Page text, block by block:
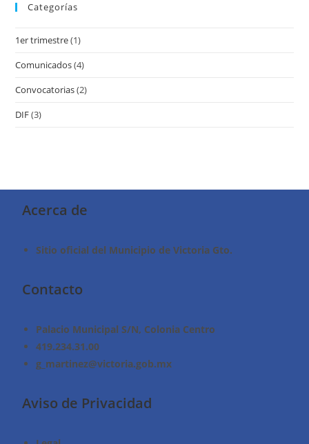
Categorías
1er trimestre(1)
Comunicados(4)
Convocatorias(2)
DIF(3)
Acerca de
Sitio oficial del Municipio de Victoria Gto.
Contacto
Palacio Municipal S/N, Colonia Centro
419.234.31.00
g_martinez@victoria.gob.mx
Aviso de Privacidad